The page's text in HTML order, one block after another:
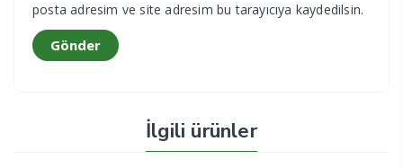
posta adresim ve site adresim bu tarayıcıya kaydedilsin.
İlgili ürünler